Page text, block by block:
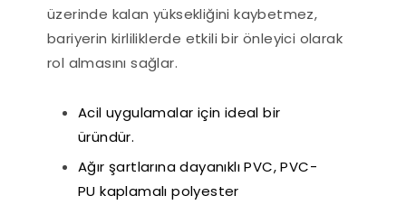
üzerinde kalan yüksekliğini kaybetmez,
bariyerin kirliliklerde etkili bir önleyici olarak
rol almasını sağlar.
Acil uygulamalar için ideal bir
üründür.
Ağır şartlarına dayanıklı PVC, PVC-
PU kaplamalı polyester